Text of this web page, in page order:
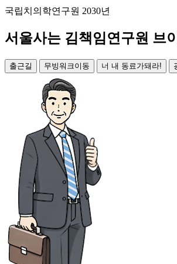
국립치의학연구원 2030년
서울사는 김책임연구원 브
출근길 무빙워크이동 너 내 동료가돼라!